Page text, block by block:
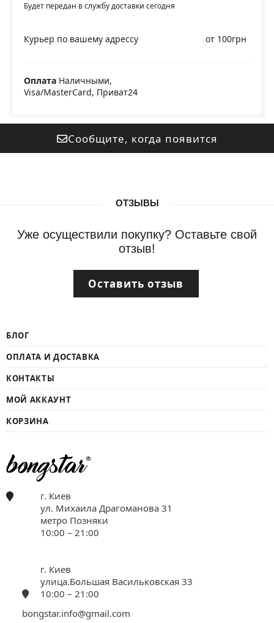
Будет передан в службу доставки сегодня
Курьер по вашему адрессу от 100грн
Оплата Наличными,
Visa/MasterCard, Приват24
Сообщите, когда появится
ОТЗЫВЫ
Уже осуществили покупку? Оставьте свой
отзыв!
Оставить отзыв
БЛОГ
ОПЛАТА И ДОСТАВКА
КОНТАКТЫ
МОЙ АККАУНТ
КОРЗИНА
г. Киев
ул. Михаила Драгоманова 31
метро Позняки
10:00 – 21:00
г. Киев
улица.Большая Васильковская 33
10:00 – 21:00
bongstar.info@gmail.com